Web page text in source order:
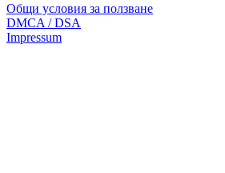
Общи условия за ползване
DMCA / DSA
Impressum